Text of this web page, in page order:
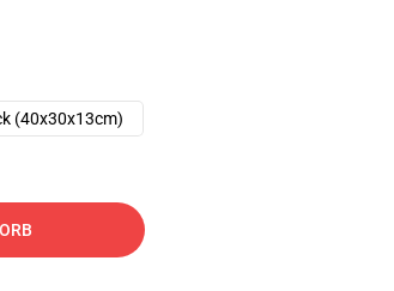
(40x30x13cm)